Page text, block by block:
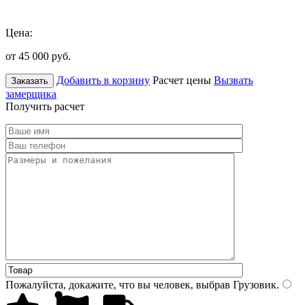
Цена:
от 45 000 руб.
Заказать Добавить в корзину Расчет цены Вызвать
замерщика
Получить расчет
Пожалуйста, докажите, что вы человек, выбрав Грузовик.